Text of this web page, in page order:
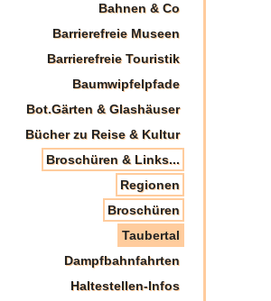
Bahnen & Co
Barrierefreie Museen
Barrierefreie Touristik
Baumwipfelpfade
Bot.Gärten & Glashäuser
Bücher zu Reise & Kultur
Broschüren & Links...
Regionen
Broschüren
Taubertal
Dampfbahnfahrten
Haltestellen-Infos